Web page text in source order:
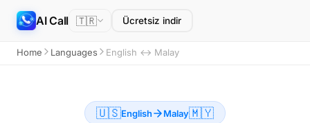
AI Call 🇹🇷 Ücretsiz indir
Home Languages English ↔ Malay
🇺🇸English Malay🇲🇾